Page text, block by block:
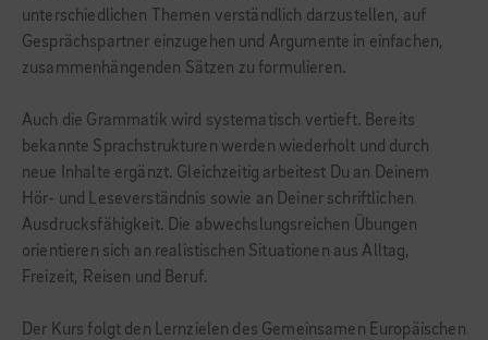
unterschiedlichen Themen verständlich darzustellen, auf
Gesprächspartner einzugehen und Argumente in einfachen,
zusammenhängenden Sätzen zu formulieren.
Auch die Grammatik wird systematisch vertieft. Bereits
bekannte Sprachstrukturen werden wiederholt und durch
neue Inhalte ergänzt. Gleichzeitig arbeitest Du an Deinem
Hör- und Leseverständnis sowie an Deiner schriftlichen
Ausdrucksfähigkeit. Die abwechslungsreichen Übungen
orientieren sich an realistischen Situationen aus Alltag,
Freizeit, Reisen und Beruf.
Der Kurs folgt den Lernzielen des Gemeinsamen Europäischen